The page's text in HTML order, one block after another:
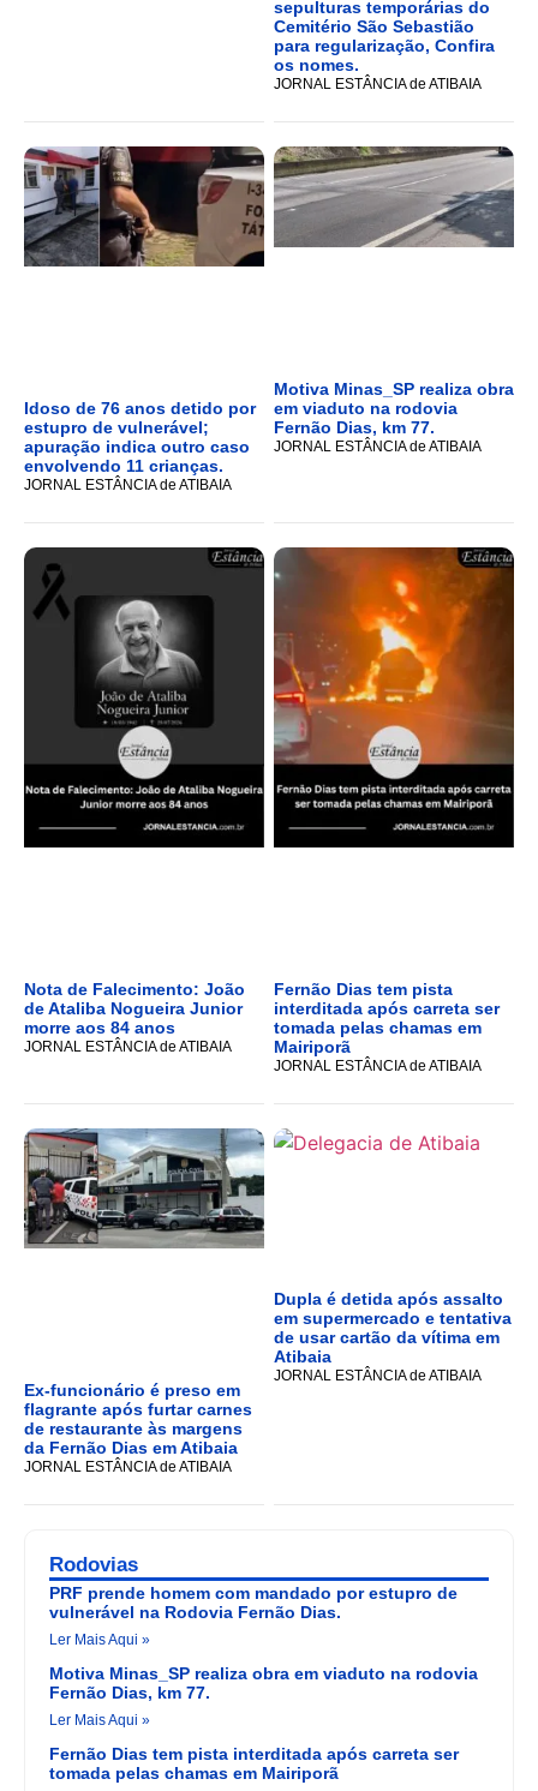
sepulturas temporárias do
Cemitério São Sebastião
para regularização, Confira
os nomes.
JORNAL ESTÂNCIA de ATIBAIA
Idoso de 76 anos detido por
estupro de vulnerável;
apuração indica outro caso
envolvendo 11 crianças.
JORNAL ESTÂNCIA de ATIBAIA
Motiva Minas_SP realiza obra
em viaduto na rodovia
Fernão Dias, km 77.
JORNAL ESTÂNCIA de ATIBAIA
Nota de Falecimento: João
de Ataliba Nogueira Junior
morre aos 84 anos
JORNAL ESTÂNCIA de ATIBAIA
Fernão Dias tem pista
interditada após carreta ser
tomada pelas chamas em
Mairiporã
JORNAL ESTÂNCIA de ATIBAIA
Ex-funcionário é preso em
flagrante após furtar carnes
de restaurante às margens
da Fernão Dias em Atibaia
JORNAL ESTÂNCIA de ATIBAIA
Dupla é detida após assalto
em supermercado e tentativa
de usar cartão da vítima em
Atibaia
JORNAL ESTÂNCIA de ATIBAIA
Rodovias
PRF prende homem com mandado por estupro de
vulnerável na Rodovia Fernão Dias.
Ler Mais Aqui »
Motiva Minas_SP realiza obra em viaduto na rodovia
Fernão Dias, km 77.
Ler Mais Aqui »
Fernão Dias tem pista interditada após carreta ser
tomada pelas chamas em Mairiporã